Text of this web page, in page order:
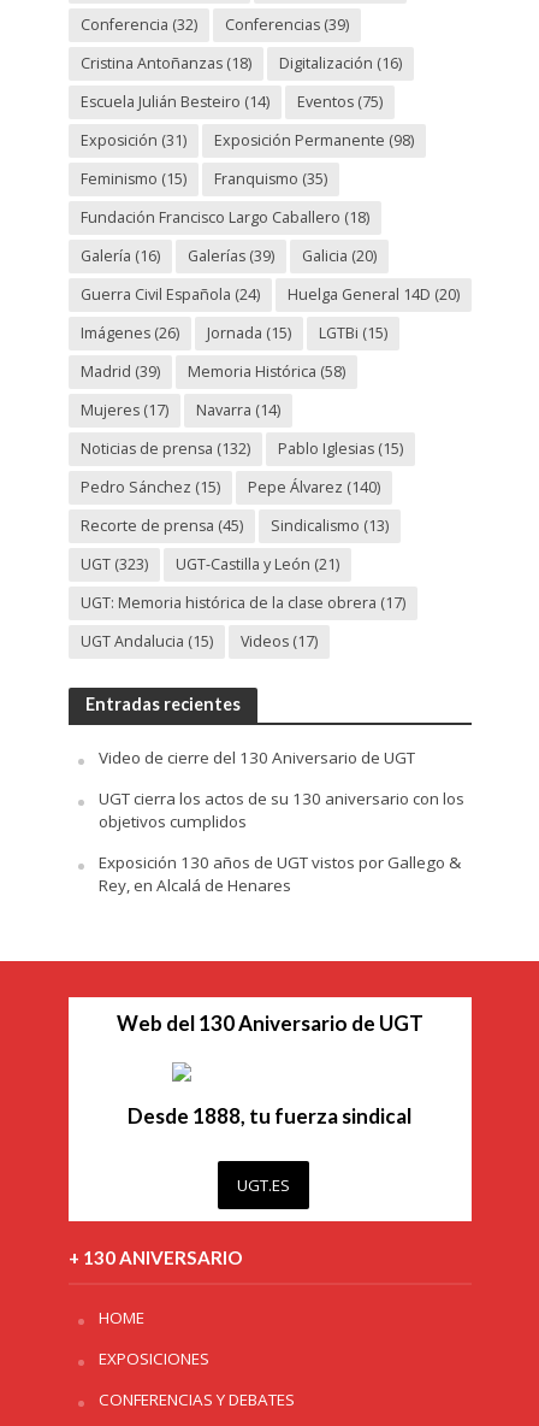
Conferencia (32) Conferencias(39)
Cristina Antoñanzas(18) Digitalización (16)
Escuela Julián Besteiro (14) Eventos(75)
Exposición (31) Exposición Permanente (98)
Feminismo (15) Franquismo (35)
Fundación Francisco Largo Caballero (18)
Galería (16) Galerías(39) Galicia (20)
Guerra Civil Española (24) Huelga General 14D (20)
Imágenes(26) Jornada (15) LGTBi (15)
Madrid (39) Memoria Histórica (58)
Mujeres(17) Navarra (14)
Noticias de prensa (132) Pablo Iglesias(15)
Pedro Sánchez (15) Pepe Álvarez (140)
Recorte de prensa (45) Sindicalismo (13)
UGT(323) UGT-Castilla y León (21)
UGT: Memoria histórica de la clase obrera (17)
UGT Andalucia (15) Videos(17)
Entradas recientes
Video de cierre del 130 Aniversario de UGT
UGT cierra los actos de su 130 aniversario con los
objetivos cumplidos
Exposición 130 años de UGT vistos por Gallego &
Rey, en Alcalá de Henares
Web del 130 Aniversario de UGT
Desde 1888, tu fuerza sindical
UGT.ES
+ 130 ANIVERSARIO
HOME
EXPOSICIONES
CONFERENCIAS Y DEBATES